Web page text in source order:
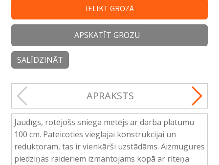
IELIKT GROZĀ
APSKATĪT GROZU
SALĪDZINĀT
APRAKSTS
Jaudīgs, rotējošs sniega metējs ar darba platumu
100 cm. Pateicoties vieglajai konstrukcijai un
reduktoram, tas ir vienkārši uzstādāms. Aizmugures
piedziņas raideriem izmantojams kopā ar riteņa